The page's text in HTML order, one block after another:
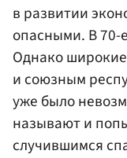
в развитии
опасными. В 70-
Однако
и союзным
уже было
называют и
случившимся